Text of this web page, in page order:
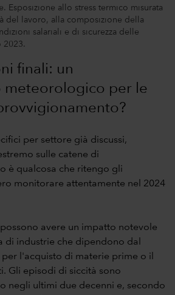
Esposizione allo stress termico misurata
del lavoro, alla composizione della
salariali e di sicurezza delle
2023.
finali: un
meteorologico per le
per settore già discussi,
sulle catene di
è qualcosa che ritengo gli
monitorare attentamente nel 2024
avere un impatto notevole
di industrie che dipendono dal
l'acquisto di materie prime o il
Gli episodi di siccità sono
negli ultimi due decenni e, secondo